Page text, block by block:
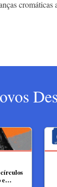
cromáticas
e…